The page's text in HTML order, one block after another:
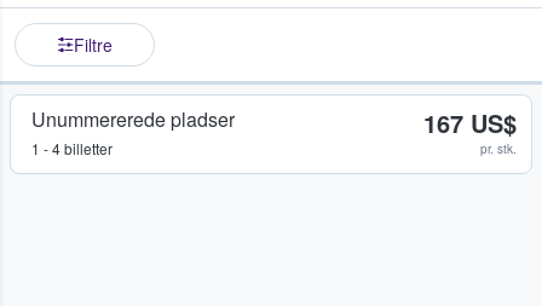
Filtre
Unummererede pladser
1 - 4 billetter
167 US$
pr. stk.